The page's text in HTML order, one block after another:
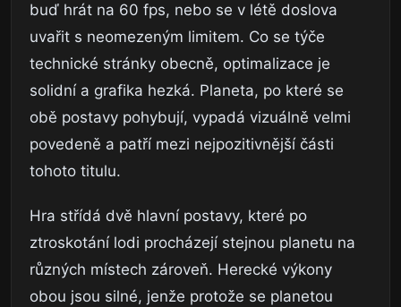
buď hrát na 60 fps, nebo se v létě doslova
uvařit s neomezeným limitem. Co se týče
technické stránky obecně, optimalizace je
solidní a grafika hezká. Planeta, po které se
obě postavy pohybují, vypadá vizuálně velmi
povedeně a patří mezi nejpozitivnější části
tohoto titulu.
Hra střídá dvě hlavní postavy, které po
ztroskotání lodi procházejí stejnou planetu na
různých místech zároveň. Herecké výkony
obou jsou silné, jenže protože se planetou